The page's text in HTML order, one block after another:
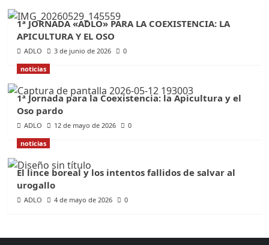
1ª JORNADA «ADLO» PARA LA COEXISTENCIA: LA
APICULTURA Y EL OSO
ADLO 3 de junio de 2026
0
noticias
1ª Jornada para la Coexistencia: la Apicultura y el
Oso pardo
ADLO 12 de mayo de 2026
0
noticias
El lince boreal y los intentos fallidos de salvar al
urogallo
ADLO 4 de mayo de 2026 0